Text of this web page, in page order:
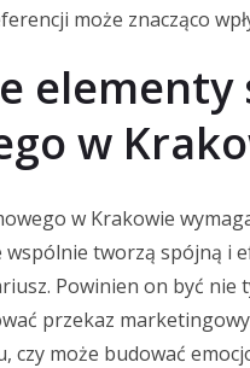
może znacząco
w
w Krakowie
tworzą spójną i
Powinien on być
przekaz
może budować